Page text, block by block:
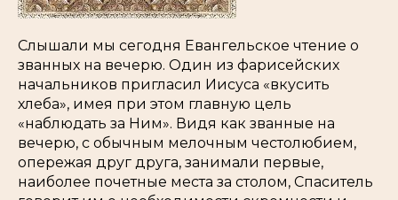
Слышали мы сегодня Евангельское чтение о
званных на вечерю. Один из фарисейских
начальников пригласил Иисуса «вкусить
хлеба», имея при этом главную цель
«наблюдать за Ним». Видя как званные на
вечерю, с обычным мелочным честолюбием,
опережая друг друга, занимали первые,
наиболее почетные места за столом, Спаситель